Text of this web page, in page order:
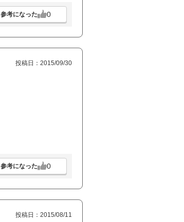
参考になった 0
投稿日：2015/09/30
参考になった 0
投稿日：2015/08/11